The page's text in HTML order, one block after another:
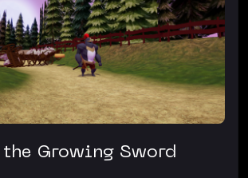
the Growing Sword